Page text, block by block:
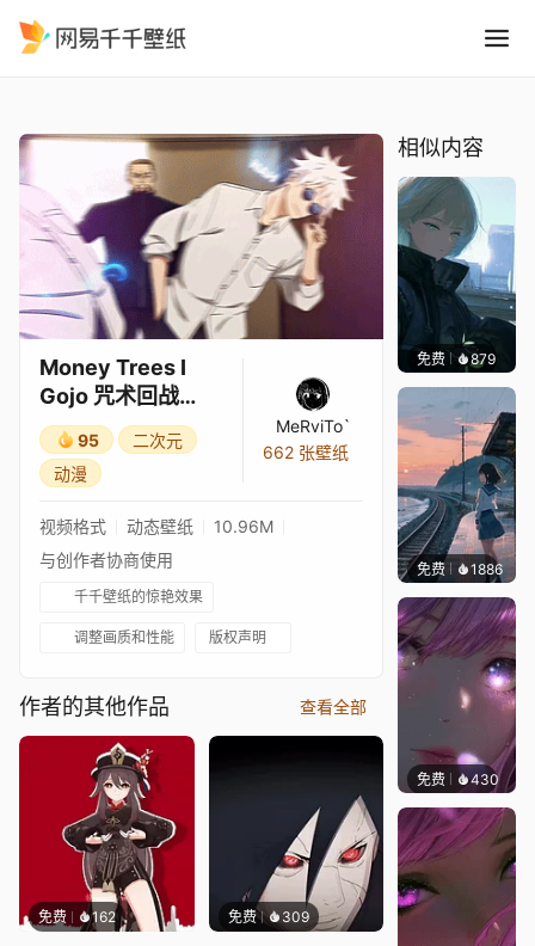
Money Trees I
Gojo 咒术回战
AMV 编辑
95
二次元
动漫
MeRviTo`
662 张壁纸
视频格式 动态壁纸
10.96M
与创作者协商使用
千千壁纸的惊艳效果
调整画质和性能 版权声明
作者的其他作品 查看全部
免费 162 免费 309
相似内容
免费 879辰东
免费 1886辰东
免费 430辰东